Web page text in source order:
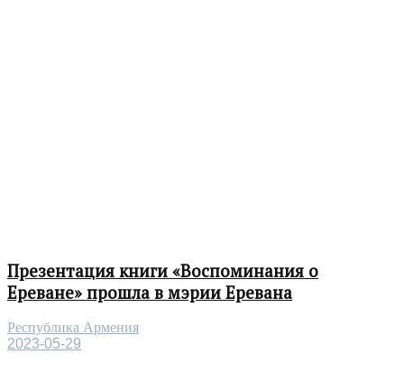
Презентация книги «Воспоминания о
Ереване» прошла в мэрии Еревана
Республика Армения
2023-05-29